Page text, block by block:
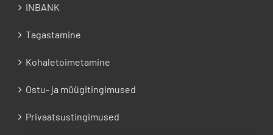
INBANK
Tagastamine
Kohaletoimetamine
Ostu- ja müügitingimused
Privaatsustingimused